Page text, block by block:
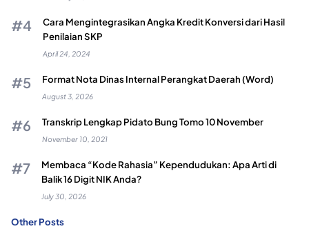
Cara Mengintegrasikan Angka Kredit Konversi dari Hasil
Penilaian SKP
April 24, 2024
Format Nota Dinas Internal Perangkat Daerah (Word)
August 3, 2026
Transkrip Lengkap Pidato Bung Tomo 10 November
November 10, 2021
Membaca “Kode Rahasia” Kependudukan: Apa Arti di
Balik 16 Digit NIK Anda?
July 30, 2026
Other Posts